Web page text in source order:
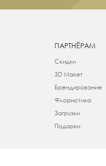
ПАРТНЁРАМ
Скидки
3D Макет
Брендирование
Флористика
Загрузки
Подарки